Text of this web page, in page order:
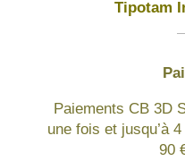
Tipotam
Paiements CB 3D
une fois et jusqu’à
90